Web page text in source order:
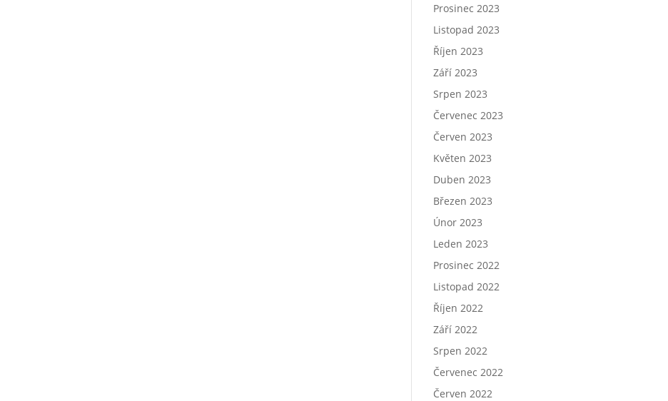
Prosinec 2023
Listopad 2023
Říjen 2023
Září 2023
Srpen 2023
Červenec 2023
Červen 2023
Květen 2023
Duben 2023
Březen 2023
Únor 2023
Leden 2023
Prosinec 2022
Listopad 2022
Říjen 2022
Září 2022
Srpen 2022
Červenec 2022
Červen 2022